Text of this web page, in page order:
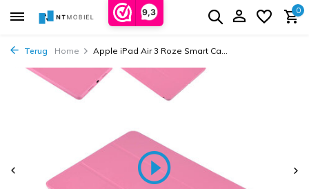
9,3 0
Terug Home Apple iPad Air 3 Roze Smart Ca...